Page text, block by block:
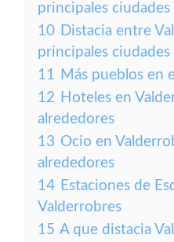
principales ciudades
10 Distacia entre
principales
11 Más pueblos en
12 Hoteles en
alrededores
13 Ocio en
alrededores
14 Estaciones de
Valderrobres
15 A que distacia